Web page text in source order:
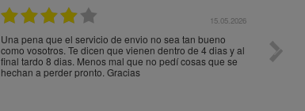
15.05.2026
Una pena que el servicio de envio no sea tan bueno
como vosotros. Te dicen que vienen dentro de 4 dias y al
final tardo 8 dias. Menos mal que no pedí cosas que se
hechan a perder pronto. Gracias